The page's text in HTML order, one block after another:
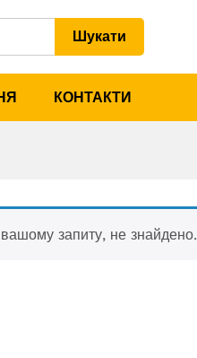
Шукати
КОНТАКТИ
вашому запиту, не знайдено.